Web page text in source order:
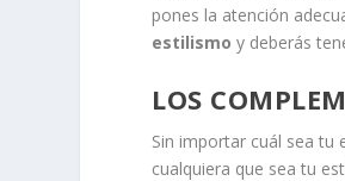
pones la atención
estilismo y deberás
LOS
Sin importar cuál sea
cualquiera que sea tu